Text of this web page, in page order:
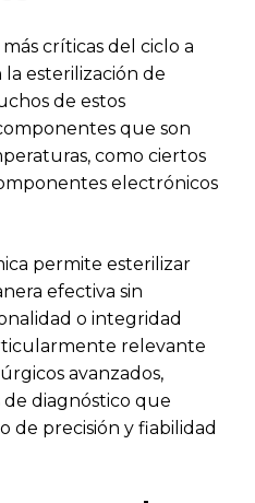
críticas del ciclo a
esterilización de
de estos
que son
como ciertos
electrónicos
permite esterilizar
efectiva sin
o integridad
relevante
avanzados,
de diagnóstico que
de precisión y fiabilidad